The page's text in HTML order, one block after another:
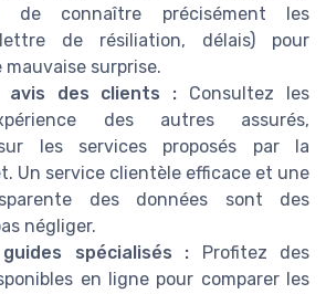
de connaître précisément les
de résiliation, délais) pour
surprise.
avis des clients : Consultez les
des autres assurés,
les services proposés par la
Un service clientèle efficace et une
des données sont des
négliger.
spécialisés : Profitez des
en ligne pour comparer les